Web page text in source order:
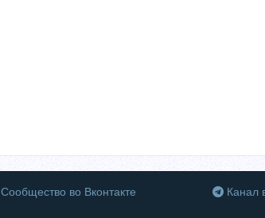
Сообщество во Вконтакте Канал